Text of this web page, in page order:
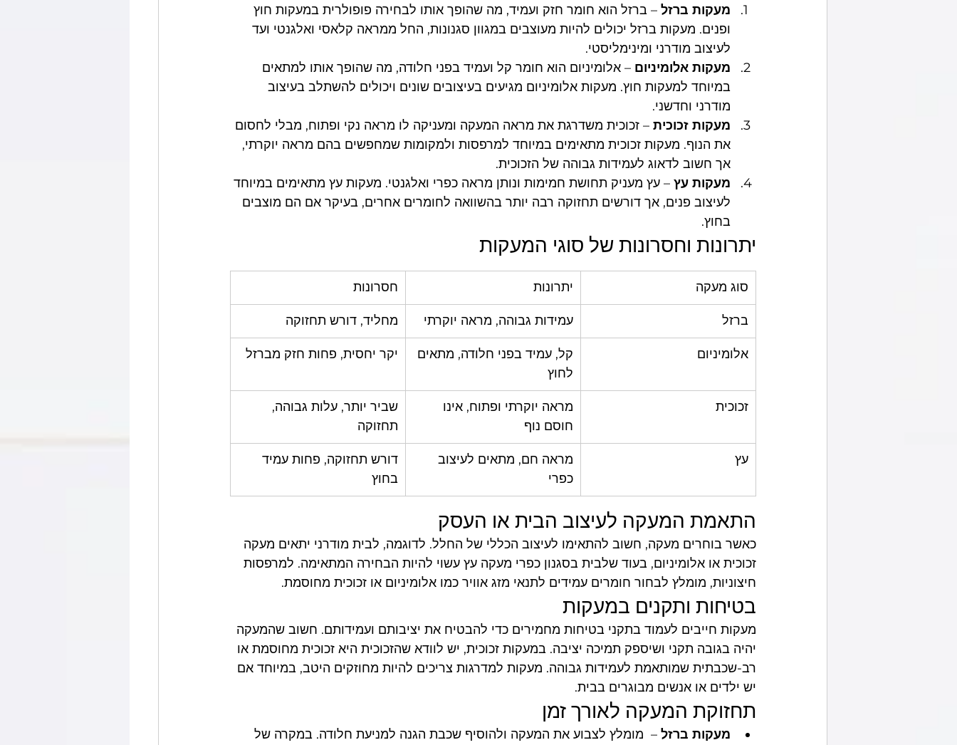
מעקות ברזל – ברזל הוא חומר חזק ועמיד, מה שהופך אותו לבחירה פופולרית במעקות חוץ
ופנים. מעקות ברזל יכולים להיות מעוצבים במגוון סגנונות, החל ממראה קלאסי ואלגנטי ועד
לעיצוב מודרני ומינימליסטי.
מעקות אלומיניום – אלומיניום הוא חומר קל ועמיד בפני חלודה, מה שהופך אותו למתאים
במיוחד למעקות חוץ. מעקות אלומיניום מגיעים בעיצובים שונים ויכולים להשתלב בעיצוב
מודרני וחדשני.
מעקות זכוכית – זכוכית משדרגת את מראה המעקה ומעניקה לו מראה נקי ופתוח, מבלי לחסום
את הנוף. מעקות זכוכית מתאימים במיוחד למרפסות ולמקומות שמחפשים בהם מראה יוקרתי,
אך חשוב לדאוג לעמידות גבוהה של הזכוכית.
מעקות עץ – עץ מעניק תחושת חמימות ונותן מראה כפרי ואלגנטי. מעקות עץ מתאימים במיוחד
לעיצוב פנים, אך דורשים תחזוקה רבה יותר בהשוואה לחומרים אחרים, בעיקר אם הם מוצבים
בחוץ.
יתרונות וחסרונות של סוגי המעקות
סוג מעקה יתרונות חסרונות
ברזל עמידות גבוהה, מראה יוקרתי מחליד, דורש תחזוקה
אלומיניום
קל, עמיד בפני חלודה, מתאים
לחוץ
יקר יחסית, פחות חזק מברזל
זכוכית
מראה יוקרתי ופתוח, אינו
חוסם נוף
שביר יותר, עלות גבוהה,
תחזוקה
עץ
מראה חם, מתאים לעיצוב
כפרי
דורש תחזוקה, פחות עמיד
בחוץ
התאמת המעקה לעיצוב הבית או העסק
כאשר בוחרים מעקה, חשוב להתאימו לעיצוב הכללי של החלל. לדוגמה, לבית מודרני יתאים מעקה
זכוכית או אלומיניום, בעוד שלבית בסגנון כפרי מעקה עץ עשוי להיות הבחירה המתאימה. למרפסות
חיצוניות, מומלץ לבחור חומרים עמידים לתנאי מזג אוויר כמו אלומיניום או זכוכית מחוסמת.
בטיחות ותקנים במעקות
מעקות חייבים לעמוד בתקני בטיחות מחמירים כדי להבטיח את יציבותם ועמידותם. חשוב שהמעקה
יהיה בגובה תקני ושיספק תמיכה יציבה. במעקות זכוכית, יש לוודא שהזכוכית היא זכוכית מחוסמת או
רב-שכבתית שמותאמת לעמידות גבוהה. מעקות למדרגות צריכים להיות מחוזקים היטב, במיוחד אם
יש ילדים או אנשים מבוגרים בבית.
תחזוקת המעקה לאורך זמן
מעקות ברזל –  מומלץ לצבוע את המעקה ולהוסיף שכבת הגנה למניעת חלודה. במקרה של